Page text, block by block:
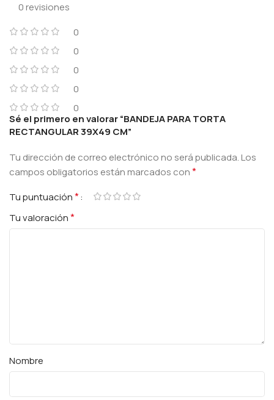
0 revisiones
0
0
0
0
0
Sé el primero en valorar “BANDEJA PARA TORTA
RECTANGULAR 39X49 CM”
Tu dirección de correo electrónico no será publicada.Los
campos obligatorios están marcados con*
Tu puntuación*
Tu valoración*
Nombre